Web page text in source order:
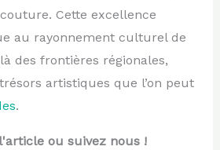
Cette excellence
au rayonnement culturel de
des frontières régionales,
artistiques que l’on peut
.
ou suivez nous !